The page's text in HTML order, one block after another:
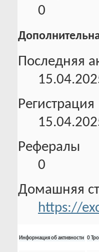
0
Последняя
Регистрация
Рефералы
0
Домашняя
https://
Информация об активности 0